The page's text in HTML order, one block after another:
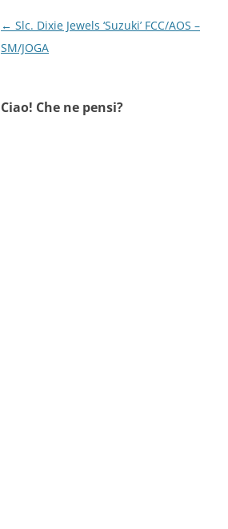
Navigazione
articolo
← Slc. Dixie Jewels ‘Suzuki’ FCC/AOS –
SM/JOGA
Ciao! Che ne pensi?